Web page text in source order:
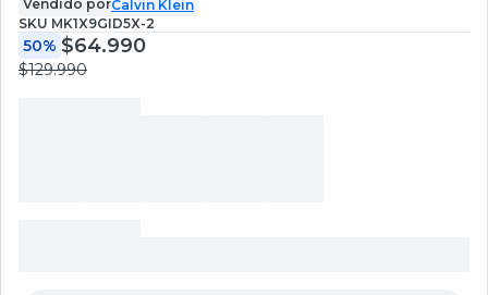
Vendido porCalvin Klein
SKU MK1X9GID5X-2
50% $64.990
$129.990